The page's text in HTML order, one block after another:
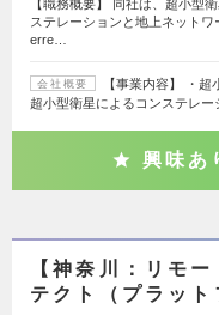
【職務概要】 同社は、超小型
ステレーションと地上ネット
erre…
会社概要
【事業内容】 ・
超小型衛星によるコンステレ
興味あ
【神奈川：リモ
テクト（プラット